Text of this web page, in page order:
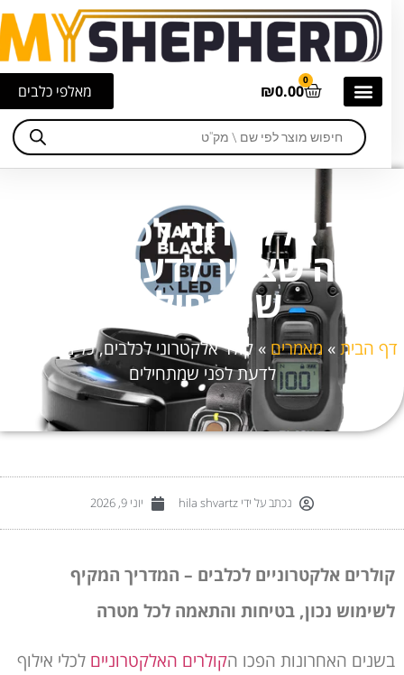
מאלפי כלבים ₪0.00
0
קולר אלקטרוני לכלבים, כל
מה שצריך לדעת לפני
שמתחילים
דף הבית»מאמרים»קולר אלקטרוני לכלבים, כל מה שצריך
לדעת לפני שמתחילים
נכתב על ידיhila shvartz יוני 9, 2026
קולרים אלקטרוניים לכלבים – המדריך המקיף
לשימוש נכון, בטיחות והתאמה לכל מטרה
בשנים האחרונות הפכו הקולרים האלקטרונייםלכלי אילוף